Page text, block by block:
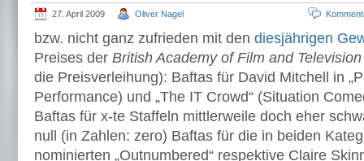
27. April 2009 Oliver Nagel
bzw. nicht ganz zufrieden mit den diesjährigen
Preises der British Academy of Film and
die Preisverleihung): Baftas für David Mitchell in
Performance) und „The IT Crowd“ (Situation
Baftas für x-te Staffeln mittlerweile doch eher
null (in Zahlen: zero) Baftas für die in beiden
nominierten „Outnumbered“ respektive Claire